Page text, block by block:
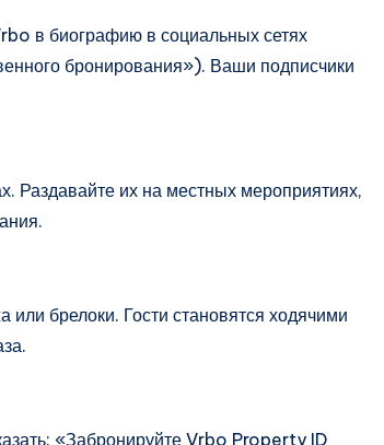
в биографию в социальных сетях
бронирования»). Ваши подписчики
Раздавайте их на местных мероприятиях,
брелоки. Гости становятся ходячими
«Забронируйте Vrbo Property ID